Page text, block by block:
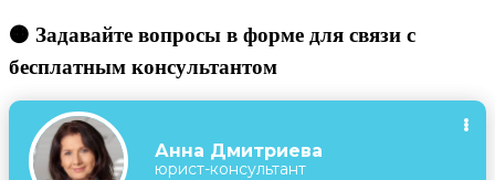
🟠 Задавайте вопросы в форме для связи с
бесплатным консультантом